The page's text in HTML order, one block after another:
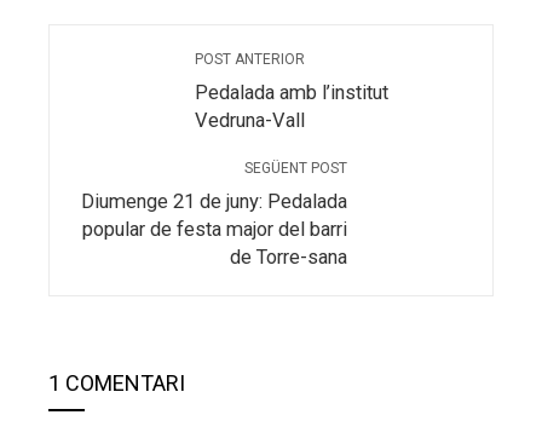
POST ANTERIOR
Pedalada amb l’institut
Vedruna-Vall
SEGÜENT POST
Diumenge 21 de juny: Pedalada
popular de festa major del barri
de Torre-sana
1 COMENTARI